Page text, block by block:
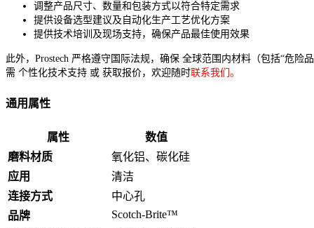
调整产品尺寸、数量和包装方式以符合特定需求
提供设备选型建议及自动化生产工艺优化方案
提供技术培训及现场支持，确保产品最佳使用效果
此外，Prostech 严格遵守国际法规，确保 全球范围内材料（包括“危险
需 个性化技术支持 或 获取报价，欢迎随时联系我们。
通用属性
属性
数值
磨料材质
氧化铝、碳化硅
应用
清洁
连接方式
中心孔
品牌
Scotch-Brite™